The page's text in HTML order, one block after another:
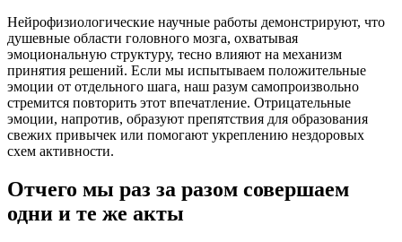
Нейрофизиологические научные работы демонстрируют, что
душевные области головного мозга, охватывая
эмоциональную структуру, тесно влияют на механизм
принятия решений. Если мы испытываем положительные
эмоции от отдельного шага, наш разум самопроизвольно
стремится повторить этот впечатление. Отрицательные
эмоции, напротив, образуют препятствия для образования
свежих привычек или помогают укреплению нездоровых
схем активности.
Отчего мы раз за разом совершаем
одни и те же акты